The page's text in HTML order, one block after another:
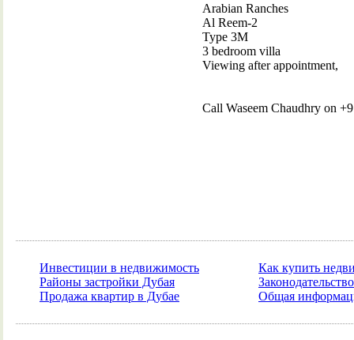
Arabian Ranches
Al Reem-2
Type 3M
3 bedroom villa
Viewing after appointment,
Call Waseem Chaudhry on
Инвестиции в недвижимость
Районы застройки Дубая
Продажа квартир в Дубае
Как купить
Общая